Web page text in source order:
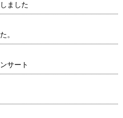
ました
。
サート